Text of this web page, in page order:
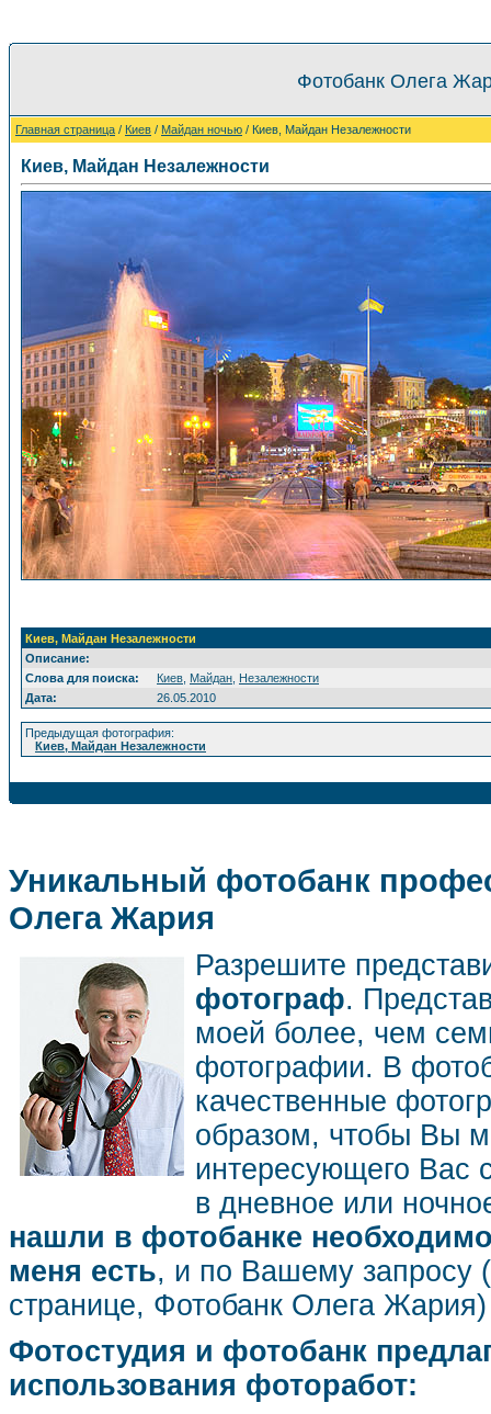
Фотобанк Олега
Главная страница / Киев / Майдан ночью / Киев, Майдан Незалежности
Киев, Майдан Незалежности
Киев, Майдан Незалежности
Описание:
Слова для поиска:
Киев Майдан Незалежности
Дата:
26.05.2010
Предыдущая фотография:
Киев, Майдан Незалежности
Уникальный фотобанк
Олега Жария
Разрешите
фотограф.
моей более, чем
фотографии. В
качественные
образом, чтобы Вы
интересующего Вас
в дневное или
нашли в фотобанке
меня есть, и по Вашему запросу
странице, Фотобанк Олега
Фотостудия и фотобанк
использования фоторабот: